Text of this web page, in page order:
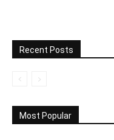
Recent Posts
Most Popular